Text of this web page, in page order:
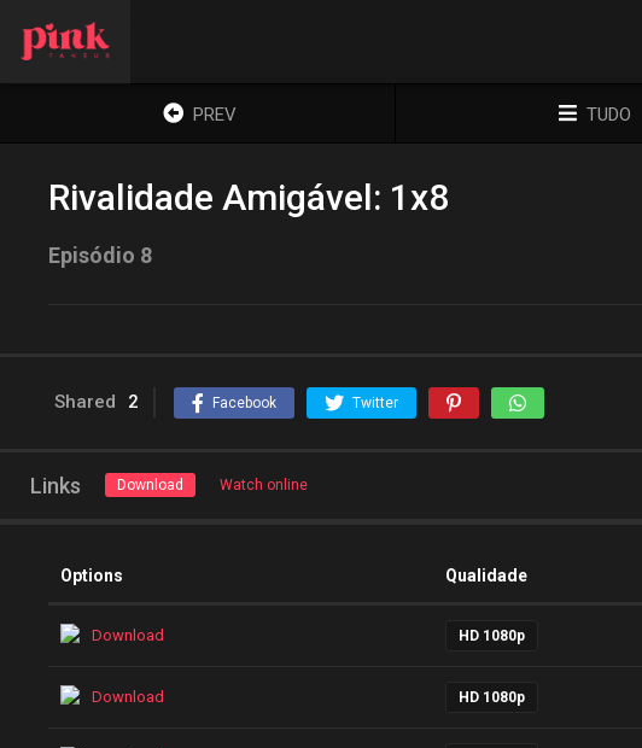
PREV TUDO
Rivalidade Amigável: 1x8
Episódio 8
Shared 2 Facebook Twitter
Links Download Watch online
Options Qualidade
Download HD 1080p
Download HD 1080p